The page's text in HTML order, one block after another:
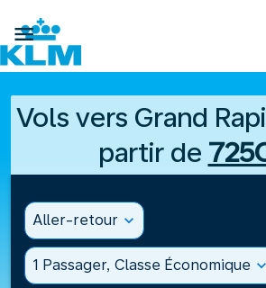

Vols vers Grand
partir de
Aller-retour expand_more
1 Passager, Classe Économique expand_more